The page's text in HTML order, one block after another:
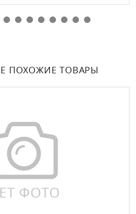
ПОХОЖИЕ ТОВАРЫ